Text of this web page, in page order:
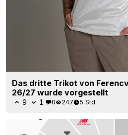
Das dritte Trikot von
26/27 wurde vorgestellt
9 1 0 247 5 Std.